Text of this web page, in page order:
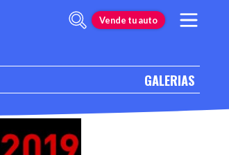
Vende tu auto
GALERIAS